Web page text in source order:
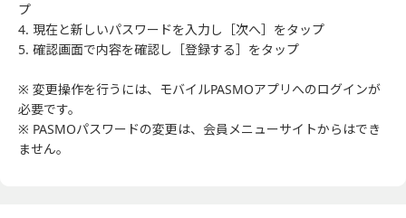
プ
4. 現在と新しいパスワードを入力し［次へ］をタップ
5. 確認画面で内容を確認し［登録する］をタップ
※ 変更操作を行うには、モバイルPASMOアプリへのログインが
必要です。
※ PASMOパスワードの変更は、会員メニューサイトからはでき
ません。